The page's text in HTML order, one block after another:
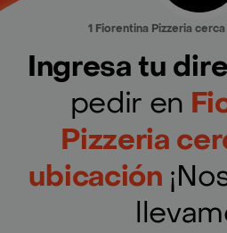
1 Fiorentina Pizzeria
Ingresa tu
pedir en
Pizzeria
ubicación